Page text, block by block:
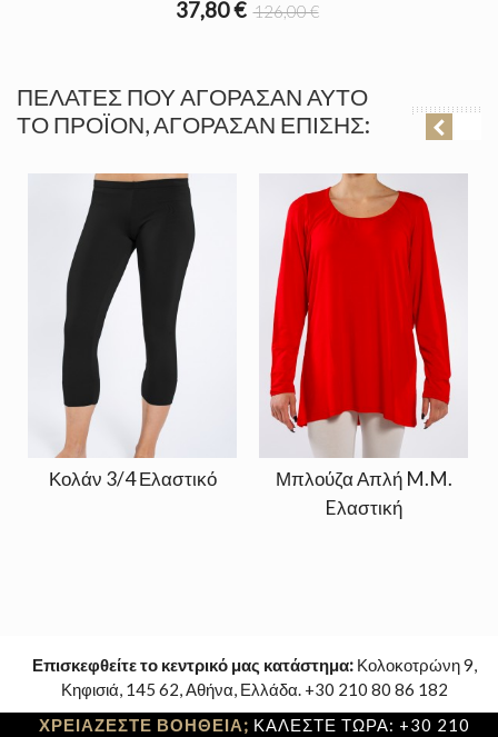
37,80 € 126,00 €
ΠΕΛΆΤΕΣ ΠΟΥ ΑΓΌΡΑΣΑΝ ΑΥΤΌ
ΤΟ ΠΡΟΪΌΝ, ΑΓΌΡΑΣΑΝ ΕΠΊΣΗΣ:
Κολάν 3/4 Ελαστικό
Μπλούζα Απλή M.M.
Eλαστική
Επισκεφθείτε το κεντρικό μας κατάστημα: Κολοκοτρώνη 9,
Κηφισιά, 145 62, Αθήνα, Ελλάδα. +30 210 80 86 182
ΧΡΕΙΑΖΕΣΤΕ ΒΟΗΘΕΙΑ; ΚΑΛΕΣΤΕ ΤΩΡΑ: +30 210